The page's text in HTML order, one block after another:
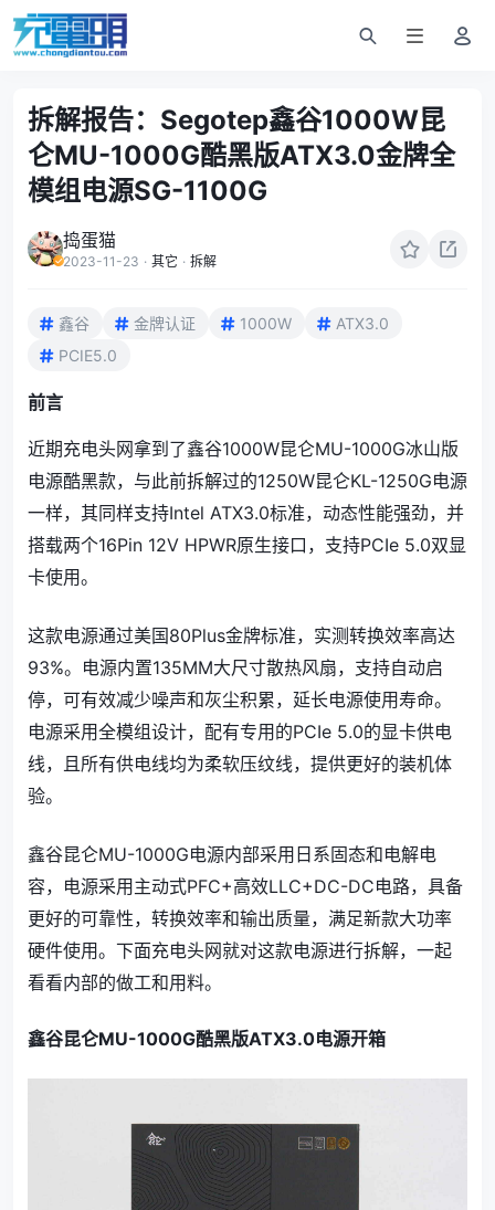
拆解报告：Segotep鑫谷1000W昆
仑MU-1000G酷黑版ATX3.0金牌全
模组电源SG-1100G
捣蛋猫
2023-11-23 · 其它 · 拆解
鑫谷 金牌认证 1000W
ATX3.0
PCIE5.0
前言
近期充电头网拿到了鑫谷1000W昆仑MU-1000G冰山版
电源酷黑款，与此前拆解过的1250W昆仑KL-1250G电源
一样，其同样支持Intel ATX3.0标准，动态性能强劲，并
搭载两个16Pin 12V HPWR原生接口，支持PCIe 5.0双显
卡使用。
这款电源通过美国80Plus金牌标准，实测转换效率高达
93%。电源内置135MM大尺寸散热风扇，支持自动启
停，可有效减少噪声和灰尘积累，延长电源使用寿命。
电源采用全模组设计，配有专用的PCIe 5.0的显卡供电
线，且所有供电线均为柔软压纹线，提供更好的装机体
验。
鑫谷昆仑MU-1000G电源内部采用日系固态和电解电
容，电源采用主动式PFC+高效LLC+DC-DC电路，具备
更好的可靠性，转换效率和输出质量，满足新款大功率
硬件使用。下面充电头网就对这款电源进行拆解，一起
看看内部的做工和用料。
鑫谷昆仑MU-1000G酷黑版ATX3.0电源开箱